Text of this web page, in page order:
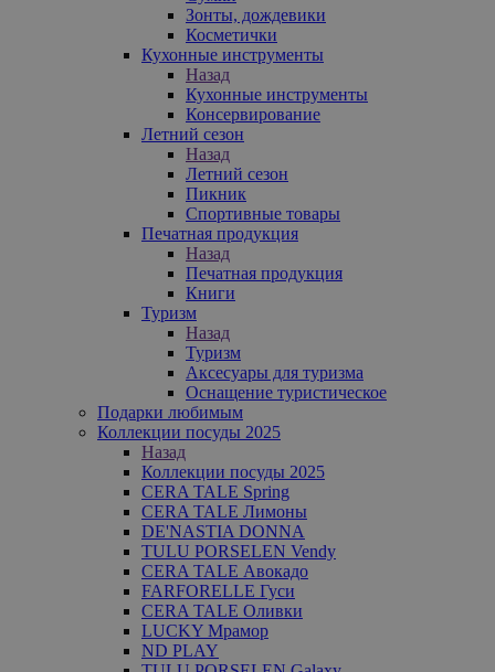
Зонты, дождевики
Косметички
Кухонные инструменты
Назад
Кухонные инструменты
Консервирование
Летний сезон
Назад
Летний сезон
Пикник
Спортивные товары
Печатная продукция
Назад
Печатная продукция
Книги
Туризм
Назад
Туризм
Аксесуары для туризма
Оснащение туристическое
Подарки любимым
Коллекции посуды 2025
Назад
Коллекции посуды 2025
CERA TALE Spring
CERA TALE Лимоны
DE'NASTIA DONNA
TULU PORSELEN Vendy
CERA TALE Авокадо
FARFORELLE Гуси
CERA TALE Оливки
LUCKY Мрамор
ND PLAY